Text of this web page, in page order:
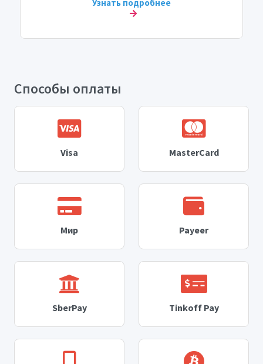
Узнать подробнее
Способы оплаты
Visa MasterCard
Мир Payeer
SberPay Tinkoff Pay